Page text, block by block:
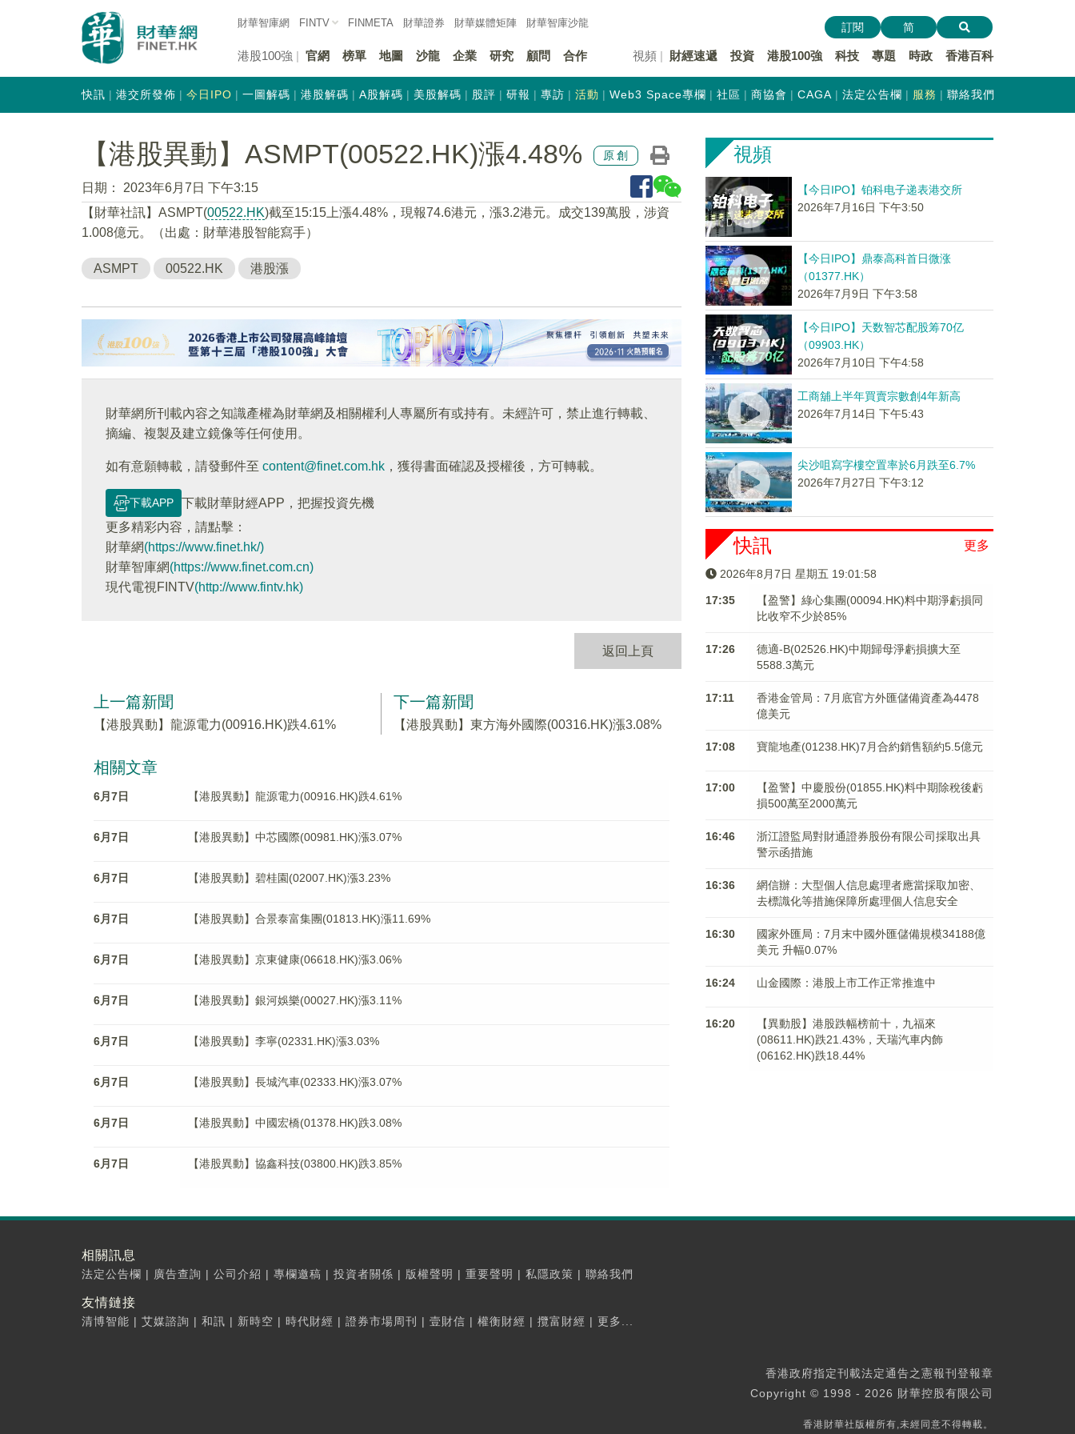
財華智庫網 FINTV FINMETA 財華證券 財華媒體矩陣 財華智庫沙龍
港股100強 官網 榜單 地圖 沙龍 企業 研究 顧問 合作 視頻 財經速遞 投資 港股100強 科技 專題 時政 香港百科
訂閱 简
快訊 港交所發佈 今日IPO 一圖解碼 港股解碼 A股解碼 美股解碼 股評 研報 專訪 活動 Web3 Space專欄 社區 商協會 CAGA 法定公告欄 服務 聯絡我們
【港股異動】ASMPT(00522.HK)漲4.48% 原創
日期：
2023年6月7日 下午3:15
【財華社訊】ASMPT(00522.HK)截至15:15上漲4.48%，現報74.6港元，漲3.2港元。成交139萬股，涉資
1.008億元。（出處：財華港股智能寫手）
ASMPT 00522.HK 港股漲
財華網所刊載內容之知識產權為財華網及相關權利人專屬所有或持有。未經許可，禁止進行轉載、
摘編、複製及建立鏡像等任何使用。
如有意願轉載，請發郵件至 content@finet.com.hk ，獲得書面確認及授權後，方可轉載。
下載APP
下載財華財經APP，把握投資先機
更多精彩内容，請點擊：
財華網(https://www.finet.hk/)
財華智庫網(https://www.finet.com.cn)
現代電視FINTV(http://www.fintv.hk)
返回上頁
上一篇新聞
【港股異動】龍源電力(00916.HK)跌4.61%
下一篇新聞
【港股異動】東方海外國際(00316.HK)漲3.08%
相關文章
6月7日 【港股異動】龍源電力(00916.HK)跌4.61%
6月7日 【港股異動】中芯國際(00981.HK)漲3.07%
6月7日 【港股異動】碧桂園(02007.HK)漲3.23%
6月7日 【港股異動】合景泰富集團(01813.HK)漲11.69%
6月7日 【港股異動】京東健康(06618.HK)漲3.06%
6月7日 【港股異動】銀河娛樂(00027.HK)漲3.11%
6月7日 【港股異動】李寧(02331.HK)漲3.03%
6月7日 【港股異動】長城汽車(02333.HK)漲3.07%
6月7日 【港股異動】中國宏橋(01378.HK)跌3.08%
6月7日 【港股異動】協鑫科技(03800.HK)跌3.85%
視頻
【今日IPO】铂科电子递表港交所
2026年7月16日 下午3:50
【今日IPO】鼎泰高科首日微涨
（01377.HK）
2026年7月9日 下午3:58
【今日IPO】天数智芯配股筹70亿
（09903.HK）
2026年7月10日 下午4:58
工商舖上半年買賣宗數創4年新高
2026年7月14日 下午5:43
尖沙咀寫字樓空置率於6月跌至6.7%
2026年7月27日 下午3:12
更多
快訊
2026年8月7日 星期五 19:01:58
17:35
【盈警】綠心集團(00094.HK)料中期淨虧損同
比收窄不少於85%
17:26
德適-B(02526.HK)中期歸母淨虧損擴大至
5588.3萬元
17:11
香港金管局：7月底官方外匯儲備資產為4478
億美元
17:08 寶龍地產(01238.HK)7月合約銷售額約5.5億元
17:00
【盈警】中慶股份(01855.HK)料中期除稅後虧
損500萬至2000萬元
16:46
浙江證監局對財通證券股份有限公司採取出具
警示函措施
16:36
網信辦：大型個人信息處理者應當採取加密、
去標識化等措施保障所處理個人信息安全
16:30
國家外匯局：7月末中國外匯儲備規模34188億
美元 升幅0.07%
16:24 山金國際：港股上市工作正常推進中
16:20
【異動股】港股跌幅榜前十，九福來
(08611.HK)跌21.43%，天瑞汽車内飾
(06162.HK)跌18.44%
相關訊息
法定公告欄 | 廣告查詢 | 公司介紹 | 專欄邀稿 | 投資者關係 | 版權聲明 | 重要聲明 | 私隱政策 | 聯絡我們
友情鏈接
清博智能 | 艾媒諮詢 | 和訊 | 新時空 | 時代財經 | 證券市場周刊 | 壹財信 | 權衡財經 | 攬富財經 | 更多...
香港政府指定刊載法定通告之憲報刊登報章
Copyright © 1998 - 2026 財華控股有限公司
香港財華社版權所有,未經同意不得轉載。